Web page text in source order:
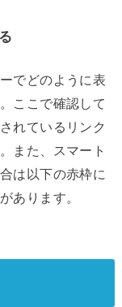
でどのように表
ここで確認して
れているリンク
また、スマート
は以下の赤枠に
あります。